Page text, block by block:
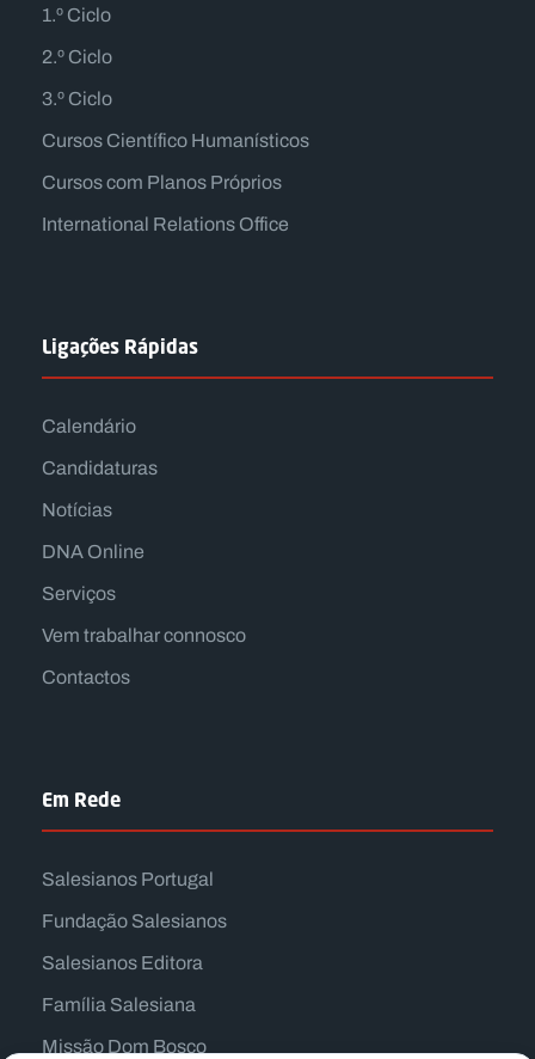
1.º Ciclo
2.º Ciclo
3.º Ciclo
Cursos Científico Humanísticos
Cursos com Planos Próprios
International Relations Office
Ligações Rápidas
Calendário
Candidaturas
Notícias
DNA Online
Serviços
Vem trabalhar connosco
Contactos
Em Rede
Salesianos Portugal
Fundação Salesianos
Salesianos Editora
Família Salesiana
Missão Dom Bosco